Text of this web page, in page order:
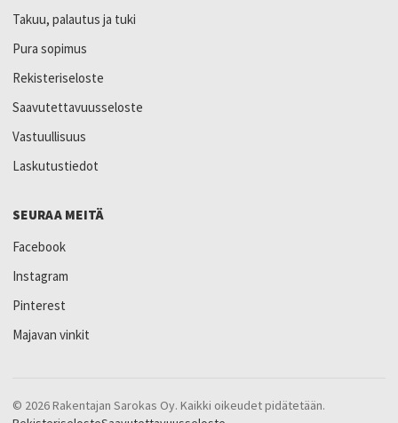
Takuu, palautus ja tuki
Pura sopimus
Rekisteriseloste
Saavutettavuusseloste
Vastuullisuus
Laskutustiedot
SEURAA MEITÄ
Facebook
Instagram
Pinterest
Majavan vinkit
© 2026 Rakentajan Sarokas Oy. Kaikki oikeudet pidätetään.